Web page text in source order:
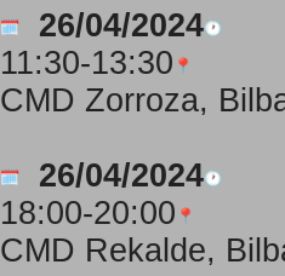
26/04/2024
11:30-13:30
CMD Zorroza,
26/04/2024
18:00-20:00
CMD Rekalde,